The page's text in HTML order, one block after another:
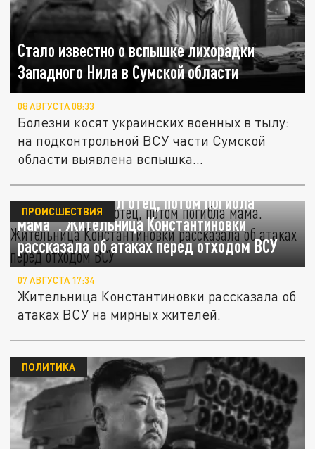
Стало известно о вспышке лихорадки
Западного Нила в Сумской области
08 АВГУСТА 08:33
Болезни косят украинских военных в тылу:
на подконтрольной ВСУ части Сумской
области выявлена вспышка...
"Сначала пропал отец, потом погибла
мама". Жительница Константиновки
рассказала об атаках перед отходом ВСУ
ПРОИСШЕСТВИЯ
07 АВГУСТА 17:34
Жительница Константиновки рассказала об
атаках ВСУ на мирных жителей.
ПОЛИТИКА